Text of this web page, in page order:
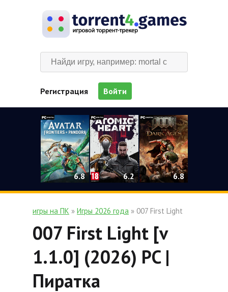
Регистрация Войти
6.8 6.2 6.8
игры на ПК » Игры 2026 года » 007 First Light
007 First Light [v
1.1.0] (2026) PC |
Пиратка